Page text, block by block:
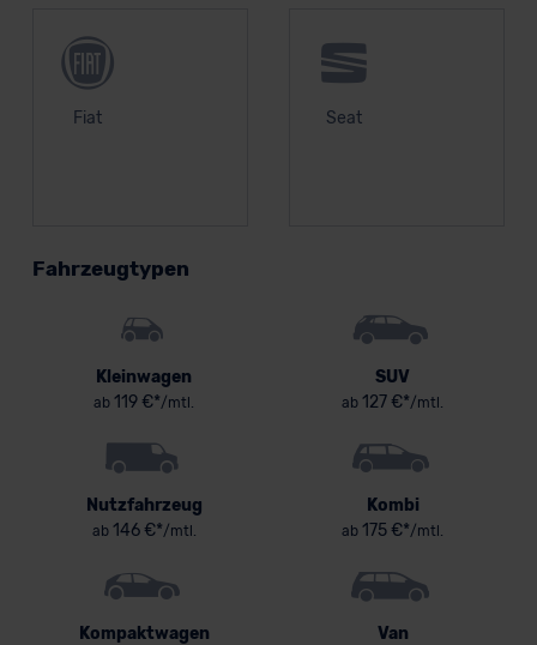
Fiat Seat
Fahrzeugtypen
Kleinwagen
ab 119 €*/mtl.
SUV
ab 127 €*/mtl.
Nutzfahrzeug
ab146 €*/mtl.
Kombi
ab 175 €*/mtl.
Kompaktwagen Van